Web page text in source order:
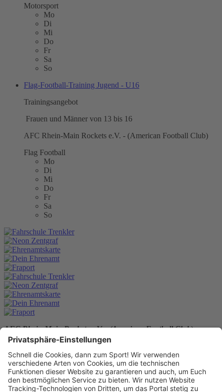
Motorsport
Mo
Di
Mi
Do
Fr
Sa
So
Flag-Football-Training Jugend - U16
Trainingsangebot
Frauen und Männer von 13 bis 16
AFC Rhein-Main Rockets e.V. - (American Football Club)
Flag Football
Mo
Di
Mi
Do
Fr
Sa
So
AFC Rhein-Main Rockets e.V. - (American Football Club)
Elbestr. 32
63071 Offenbach am Main
E-Mail:vorstand@rockets-football.de
Telefon: +491737584264
Website:https://rockets-football.de